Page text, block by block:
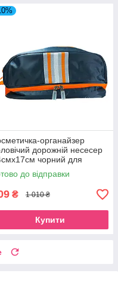
органайзер
дорожній несесер
чорний для
приладдя Beauty
до відправки
₴ 1 010 ₴
Купити